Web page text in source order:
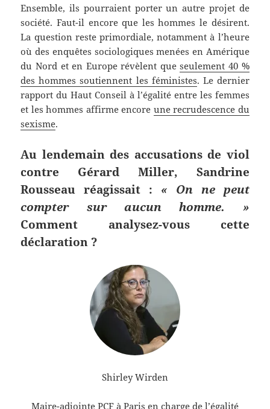
Ensemble, ils pourraient porter un autre projet de
société. Faut-il encore que les hommes le désirent.
La question reste primordiale, notamment à l’heure
où des enquêtes sociologiques menées en Amérique
du Nord et en Europe révèlent queseulement 40 %
des hommes soutiennent les féministes. Le dernier
rapport du Haut Conseil à l’égalité entre les femmes
et les hommes affirme encore une recrudescence du
sexisme.
Au lendemain des accusations de viol
contre Gérard Miller, Sandrine
Rousseau réagissait : « On ne peut
compter sur aucun homme. »
Comment analysez-vous cette
déclaration ?
Shirley Wirden
Maire-adjointe PCF à Paris en charge de l’égalité